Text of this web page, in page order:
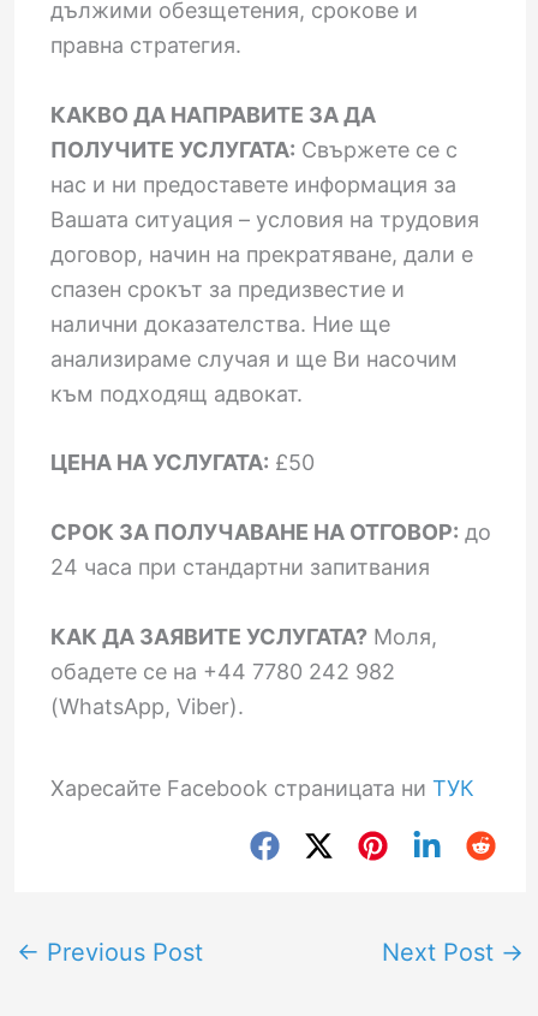
дължими обезщетения, срокове и
правна стратегия.
КАКВО ДА НАПРАВИТЕ ЗА ДА
ПОЛУЧИТЕ УСЛУГАТА: Свържете се с
нас и ни предоставете информация за
Вашата ситуация – условия на трудовия
договор, начин на прекратяване, дали е
спазен срокът за предизвестие и
налични доказателства. Ние ще
анализираме случая и ще Ви насочим
към подходящ адвокат.
ЦЕНА НА УСЛУГАТА: £50
СРОК ЗА ПОЛУЧАВАНЕ НА ОТГОВОР: до
24 часа при стандартни запитвания
КАК ДА ЗАЯВИТЕ УСЛУГАТА?Моля,
обадете се на +44 7780 242 982
(WhatsApp, Viber).
Харесайте Facebook страницата ни ТУК
← Previous Post Next Post →